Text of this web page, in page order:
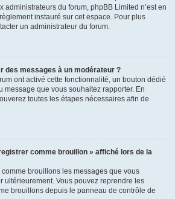
administrateurs du forum, phpBB Limited n’est en
instauré sur cet espace. Pour plus
un administrateur du forum.
des messages à un modérateur ?
ont activé cette fonctionnalité, un bouton dédié
message que vous souhaitez rapporter. En
toutes les étapes nécessaires afin de
comme brouillon » affiché lors de la
comme brouillons les messages que vous
ultérieurement. Vous pouvez reprendre les
brouillons depuis le panneau de contrôle de